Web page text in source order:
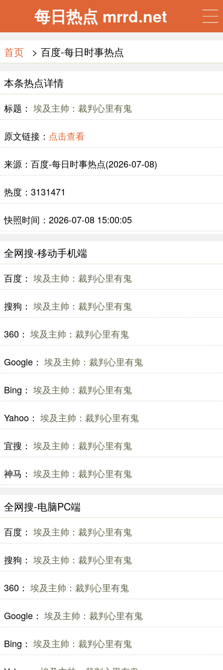
每日热点 mrrd.net
首页 > 百度-每日时事热点
本条热点详情
标题： 埃及主帅：裁判心里有鬼
原文链接： 点击查看
来源：百度-每日时事热点(2026-07-08)
热度：3131471
快照时间：2026-07-08 15:00:05
全网搜-移动手机端
百度： 埃及主帅：裁判心里有鬼
搜狗： 埃及主帅：裁判心里有鬼
360： 埃及主帅：裁判心里有鬼
Google： 埃及主帅：裁判心里有鬼
Bing： 埃及主帅：裁判心里有鬼
Yahoo： 埃及主帅：裁判心里有鬼
宜搜： 埃及主帅：裁判心里有鬼
神马： 埃及主帅：裁判心里有鬼
全网搜-电脑PC端
百度： 埃及主帅：裁判心里有鬼
搜狗： 埃及主帅：裁判心里有鬼
360： 埃及主帅：裁判心里有鬼
Google： 埃及主帅：裁判心里有鬼
Bing： 埃及主帅：裁判心里有鬼